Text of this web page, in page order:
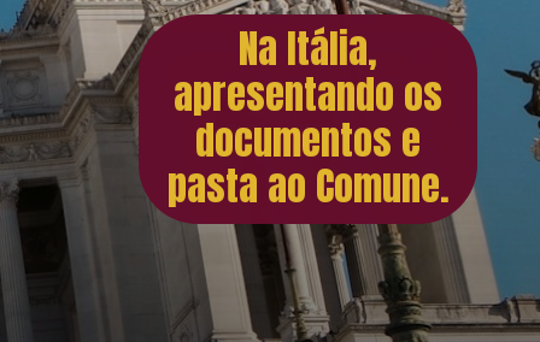
Na Itália,
apresentando os
documentos e
pasta ao Comune.